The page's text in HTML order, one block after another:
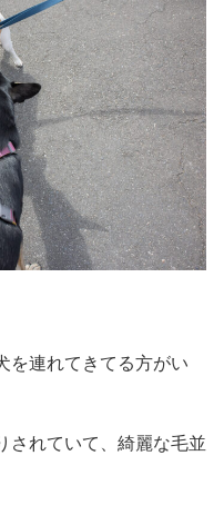
を連れてきてる方がい
されていて、綺麗な毛並